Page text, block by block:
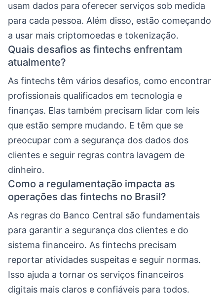
usam dados para oferecer serviços sob medida
para cada pessoa. Além disso, estão começando
a usar mais criptomoedas e tokenização.
Quais desafios as fintechs enfrentam
atualmente?
As fintechs têm vários desafios, como encontrar
profissionais qualificados em tecnologia e
finanças. Elas também precisam lidar com leis
que estão sempre mudando. E têm que se
preocupar com a segurança dos dados dos
clientes e seguir regras contra lavagem de
dinheiro.
Como a regulamentação impacta as
operações das fintechs no Brasil?
As regras do Banco Central são fundamentais
para garantir a segurança dos clientes e do
sistema financeiro. As fintechs precisam
reportar atividades suspeitas e seguir normas.
Isso ajuda a tornar os serviços financeiros
digitais mais claros e confiáveis para todos.